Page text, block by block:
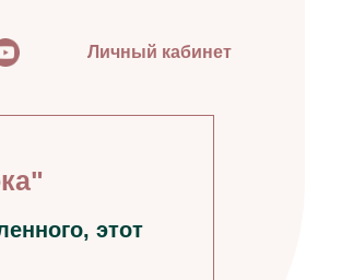
Личный кабинет
этот